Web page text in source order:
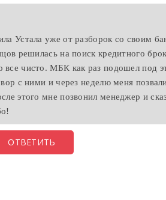
Устала уже от разборок со своим
решилась на поиск кредитного
чисто. МБК как раз подошел под
с ними и через неделю меня
этого мне позвонил менеджер и
ОТВЕТИТЬ